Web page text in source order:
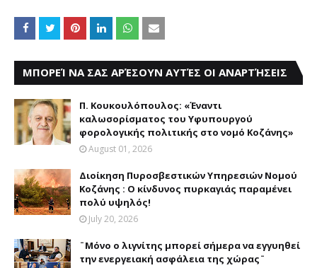
ΜΠΟΡΕΊ ΝΑ ΣΑΣ ΑΡΈΣΟΥΝ ΑΥΤΈΣ ΟΙ ΑΝΑΡΤΉΣΕΙΣ
Π. Κουκουλόπουλος: «Έναντι
καλωσορίσματος του Υφυπουργού
φορολογικής πολιτικής στο νομό Κοζάνης»
August 01, 2026
Διοίκηση Πυροσβεστικών Υπηρεσιών Νομού
Κοζάνης : Ο κίνδυνος πυρκαγιάς παραμένει
πολύ υψηλός!
July 20, 2026
¨Μόνο ο λιγνίτης μπορεί σήμερα να εγγυηθεί
την ενεργειακή ασφάλεια της χώρας¨